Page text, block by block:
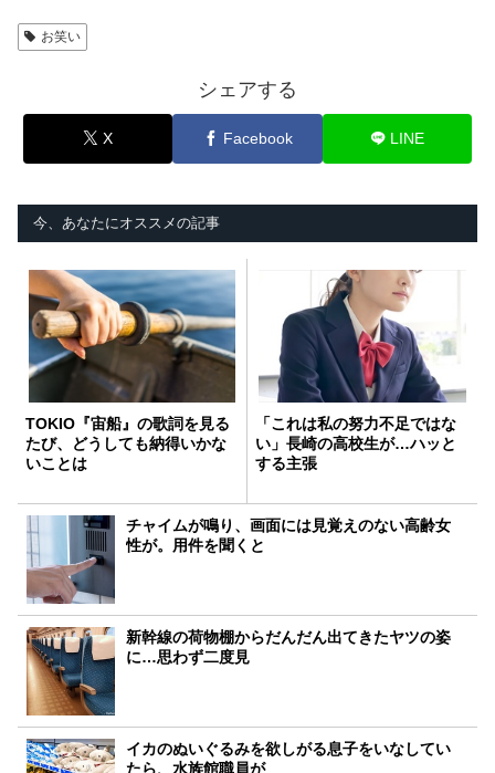
お笑い
シェアする
X Facebook LINE
今、あなたにオススメの記事
TOKIO『宙船』の歌詞を見る
たび、どうしても納得いかな
いことは
「これは私の努力不足ではな
い」長崎の高校生が…ハッと
する主張
チャイムが鳴り、画面には見覚えのない高齢女
性が。用件を聞くと
新幹線の荷物棚からだんだん出てきたヤツの姿
に…思わず二度見
イカのぬいぐるみを欲しがる息子をいなしてい
たら、水族館職員が